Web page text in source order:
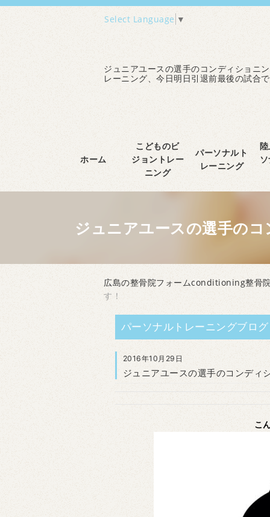
Select Language ▼
ジュニアユースの選手のコンディショニ
レーニング、今日明日引退前最後の試合
ホーム
こどものビ
ジョントレー
ニング
パーソナルト
レーニング
ジュニアユースの選手の
広島の整骨院フォームconditioning整骨
す！
パーソナルトレーニングブログ
2016年10月29日
ジュニアユースの選手のコンディ
こ